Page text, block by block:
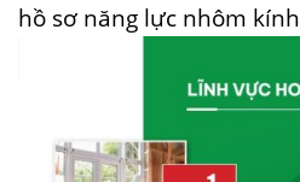
hồ sơ năng lực nhôm